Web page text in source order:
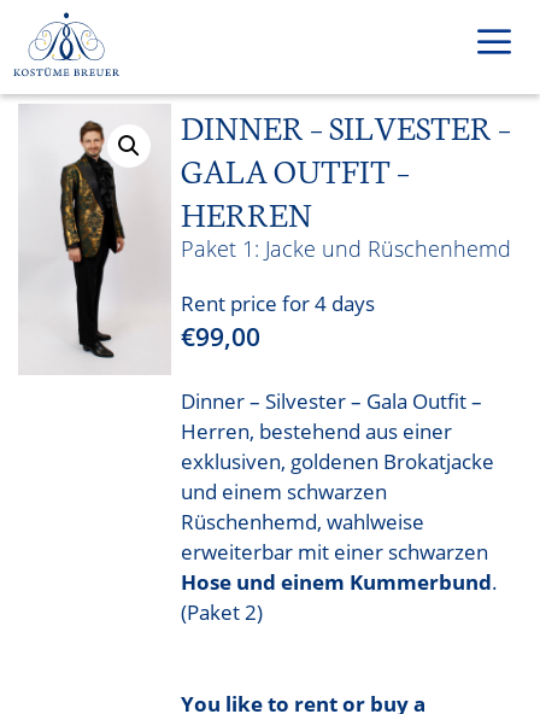
content
DINNER – SILVESTER –
GALA OUTFIT –
HERREN
Jacke und Rüschenhemd
Rent price for 4 days
€99,00
Dinner – Silvester – Gala Outfit –
Herren, bestehend aus einer
exklusiven, goldenen Brokatjacke
und einem schwarzen
Rüschenhemd, wahlweise
erweiterbar mit einer schwarzen
Hose und einem Kummerbund.
(Paket 2)
You like to rent or buy a